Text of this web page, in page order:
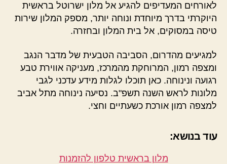
לאורחים המעדיפים להגיע אל מלון ישרוטל בראשית
היוקרתי בדרך מיוחדת ונוחה יותר, מספק המלון שירות
טיסה במסוקים, אל בית המלון ובחזרה.
למגיעים מהדרום, הסביבה הטבעית של מדבר הנגב
ומצפה רמון, המרוחקת מהמרכז, מעניקה אווירת טבע
רגועה ונינוחה. כאן תוכלו לגלות מידע עדכני לגבי
מלונות לראש השנה תשפ"ב. נסיעה נינוחה מתל אביב
למצפה רמון אורכת כשעתיים וחצי.
עוד בנושא:
מלון בראשית טלפון להזמנות